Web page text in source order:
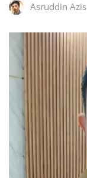
Asruddin Azis